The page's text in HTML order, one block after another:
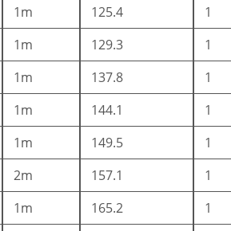
1m 125.4
1
1m 129.3
1
1m 137.8
1
1m 144.1
1
1m 149.5
1
2m 157.1
1
1m 165.2
1